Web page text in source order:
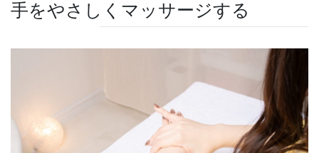
手をやさしくマッサージする